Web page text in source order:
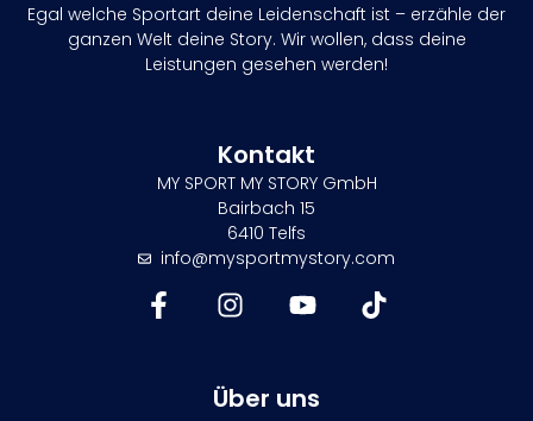
Egal welche Sportart deine Leidenschaft ist – erzähle der
ganzen Welt deine Story. Wir wollen, dass deine
Leistungen gesehen werden!
Kontakt
MY SPORT MY STORY GmbH
Bairbach 15
6410 Telfs
info@mysportmystory.com
Über uns